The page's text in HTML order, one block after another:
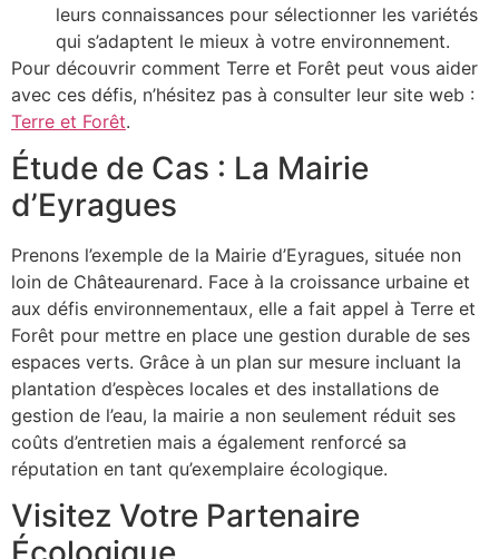
leurs connaissances pour sélectionner les variétés
qui s’adaptent le mieux à votre environnement.
Pour découvrir comment Terre et Forêt peut vous aider
avec ces défis, n’hésitez pas à consulter leur site web :
Terre et Forêt.
Étude de Cas : La Mairie
d’Eyragues
Prenons l’exemple de la Mairie d’Eyragues, située non
loin de Châteaurenard. Face à la croissance urbaine et
aux défis environnementaux, elle a fait appel à Terre et
Forêt pour mettre en place une gestion durable de ses
espaces verts. Grâce à un plan sur mesure incluant la
plantation d’espèces locales et des installations de
gestion de l’eau, la mairie a non seulement réduit ses
coûts d’entretien mais a également renforcé sa
réputation en tant qu’exemplaire écologique.
Visitez Votre Partenaire